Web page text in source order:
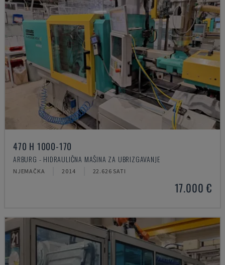
470 H 1000-170
ARBURG - HIDRAULIČNA MAŠINA ZA UBRIZGAVANJE
NJEMAČKA 2014 22.626 SATI
17.000 €